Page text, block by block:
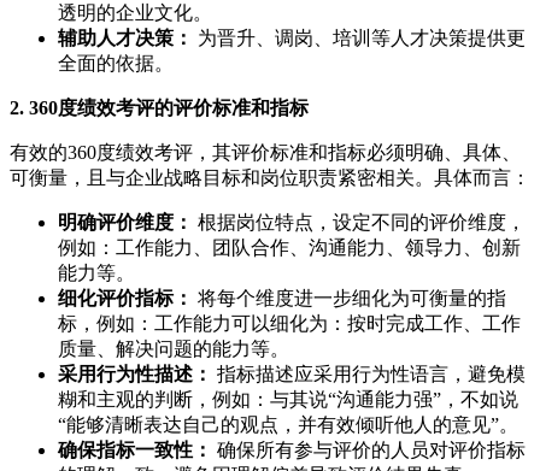
透明的企业文化。
辅助人才决策：
为晋升、调岗、培训等人才决策提供更
全面的依据。
2. 360度绩效考评的评价标准和指标
有效的360度绩效考评，其评价标准和指标必须明确、具体、
可衡量，且与企业战略目标和岗位职责紧密相关。具体而言：
明确评价维度： 根据岗位特点，设定不同的评价维度，
例如：工作能力、团队合作、沟通能力、领导力、创新
能力等。
细化评价指标： 将每个维度进一步细化为可衡量的指
标，例如：工作能力可以细化为：按时完成工作、工作
质量、解决问题的能力等。
采用行为性描述： 指标描述应采用行为性语言，避免模
糊和主观的判断，例如：与其说“沟通能力强”，不如说
“能够清晰表达自己的观点，并有效倾听他人的意见”。
确保指标一致性： 确保所有参与评价的人员对评价指标